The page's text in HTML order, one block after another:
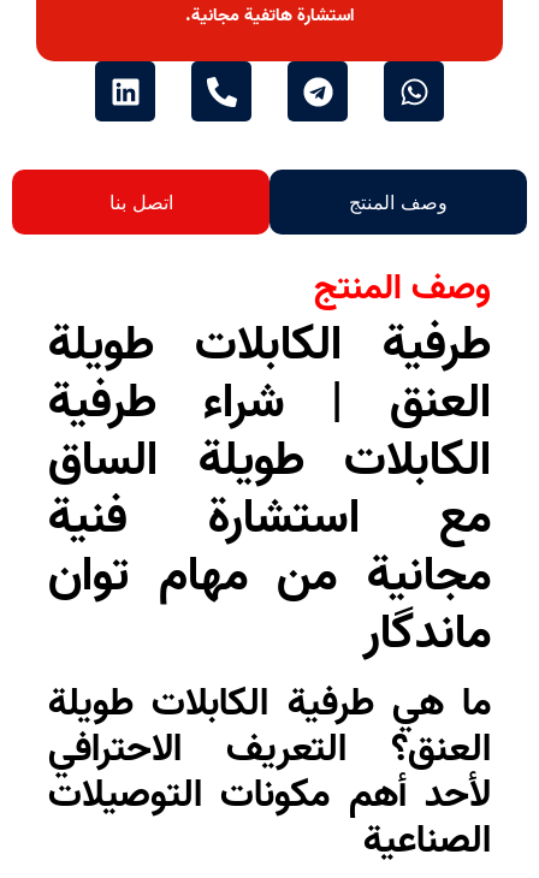
استشارة هاتفية مجانية.
وصف المنتج اتصل بنا
المنتج
الكابلات طويلة
| شراء طرفية
طويلة الساق
استشارة فنية
من مهام توان
هي طرفية الكابلات طويلة
التعريف الاحترافي
أهم مكونات التوصيلات